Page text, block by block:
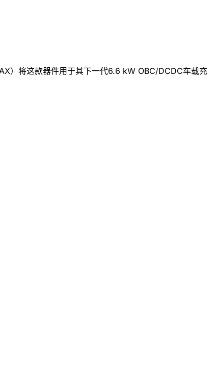
）将这款器件用于其下一代6.6 kW OBC/DCDC车载充